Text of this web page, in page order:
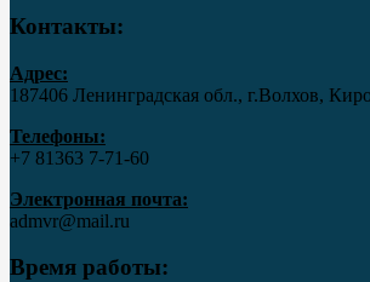
Контакты:
Адрес:
187406 Ленинградская обл., г.Волхов,
Телефоны:
+7 81363 7‑71-60
Электронная почта:
admvr@mail.ru
Время работы: